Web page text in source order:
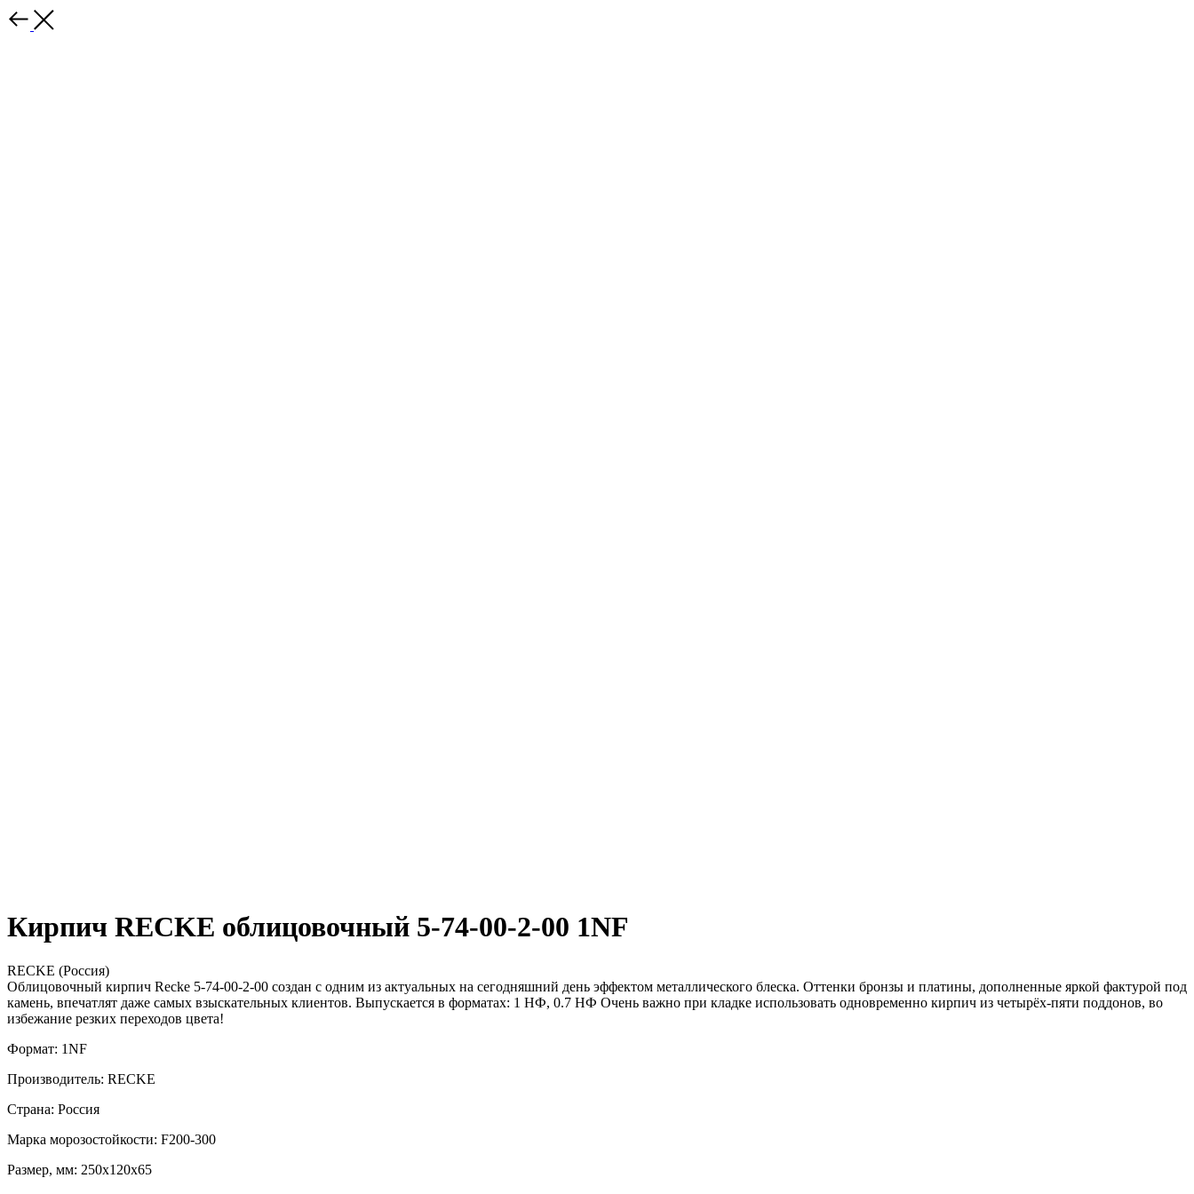
Кирпич RECKE облицовочный 5-74-00-2-00 1NF
RECKE (Россия)
Облицовочный кирпич Recke 5-74-00-2-00 создан с одним из актуальных на сегодняшний день эффектом металлического блеска. Оттенки бронзы и платины, дополненные яркой фактурой под
камень, впечатлят даже самых взыскательных клиентов. Выпускается в форматах: 1 НФ, 0.7 НФ Очень важно при кладке использовать одновременно кирпич из четырёх-пяти поддонов, во
избежание резких переходов цвета!
Формат: 1NF
Производитель: RECKE
Страна: Россия
Марка морозостойкости: F200-300
Размер, мм: 250х120х65